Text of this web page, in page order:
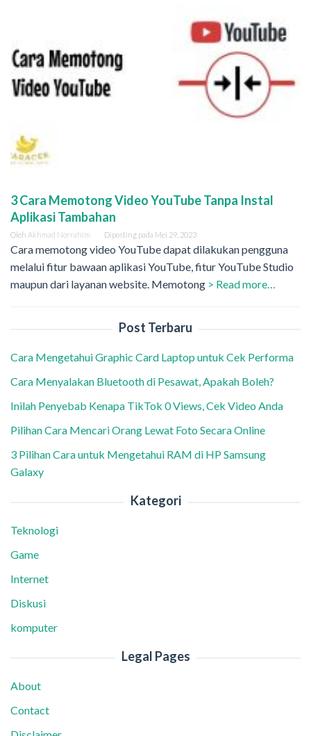
3 Cara Memotong Video YouTube Tanpa Instal
Aplikasi Tambahan
Oleh Akhmad Norrahim Diposting pada Mei 29, 2023
Cara memotong video YouTube dapat dilakukan pengguna
melalui fitur bawaan aplikasi YouTube, fitur YouTube Studio
maupun dari layanan website. Memotong > Read more…
Post Terbaru
Cara Mengetahui Graphic Card Laptop untuk Cek Performa
Cara Menyalakan Bluetooth di Pesawat, Apakah Boleh?
Inilah Penyebab Kenapa TikTok 0 Views, Cek Video Anda
Pilihan Cara Mencari Orang Lewat Foto Secara Online
3 Pilihan Cara untuk Mengetahui RAM di HP Samsung
Galaxy
Kategori
Teknologi
Game
Internet
Diskusi
komputer
Legal Pages
About
Contact